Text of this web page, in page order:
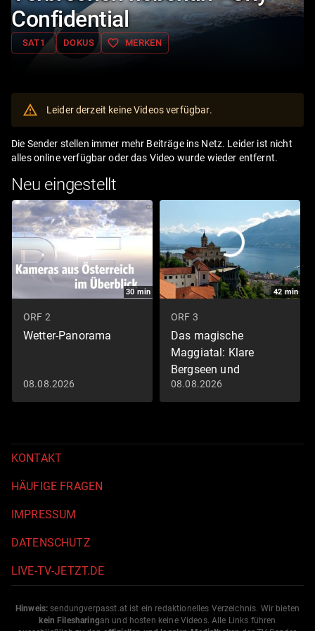
Confidential
SAT1 DOKUS favorite_border MERKEN
Leider derzeit keine Videos verfügbar.
Die Sender stellen immer mehr Beiträge ins Netz. Leider ist nicht
alles online verfügbar oder das Video wurde wieder entfernt.
Neu eingestellt
30 min
ORF 2
Wetter-Panorama
08.08.2026
42 min
ORF 3
Das magische
Maggiatal: Klare
Bergseen und
majestätische Gipfel
08.08.2026
KONTAKT
HÄUFIGE FRAGEN
IMPRESSUM
DATENSCHUTZ
LIVE-TV-JETZT.DE
Hinweis: sendungverpasst.at ist ein redaktionelles Verzeichnis. Wir bieten
kein Filesharingan und hosten keine Videos. Alle Links führen